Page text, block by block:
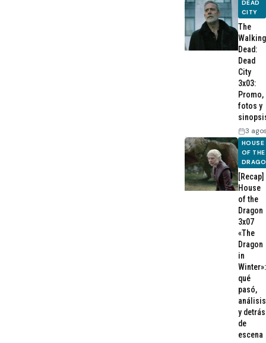
DEAD
CITY
The
Walking
Dead:
Dead
City
3x03:
Promo,
fotos y
3
HOUSE
OF THE
[Recap]
House
of the
Dragon
3x07
«The
Dragon
in
Winter»:
qué
pasó,
análisis
y detrás
de
escena